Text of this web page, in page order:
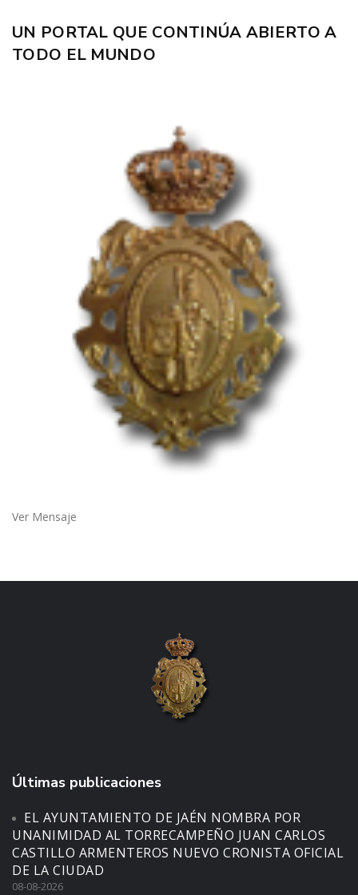
UN PORTAL QUE CONTINÚA ABIERTO A
TODO EL MUNDO
Ver Mensaje
Últimas publicaciones
EL AYUNTAMIENTO DE JAÉN NOMBRA POR
UNANIMIDAD AL TORRECAMPEÑO JUAN CARLOS
CASTILLO ARMENTEROS NUEVO CRONISTA OFICIAL
DE LA CIUDAD
08-08-2026